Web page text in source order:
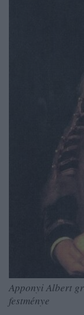
Apponyi Albert
festménye